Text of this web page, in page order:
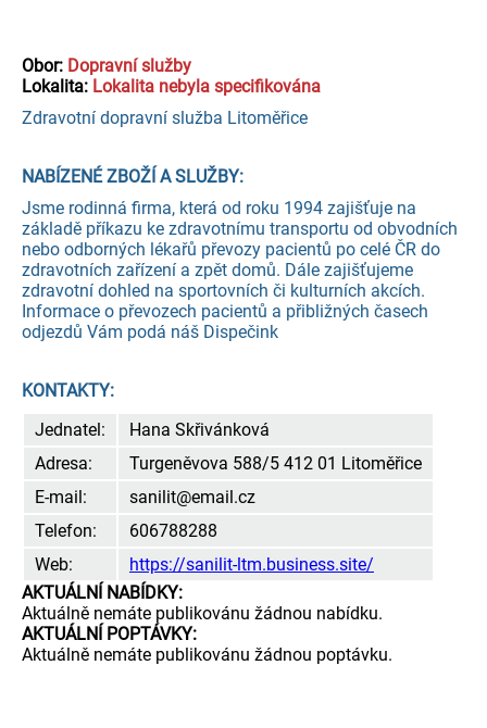
Obor: Dopravní služby
Lokalita: Lokalita nebyla specifikována
Zdravotní dopravní služba Litoměřice
NABÍZENÉ ZBOŽÍ A SLUŽBY:
Jsme rodinná firma, která od roku 1994 zajišťuje na
základě příkazu ke zdravotnímu transportu od obvodních
nebo odborných lékařů převozy pacientů po celé ČR do
zdravotních zařízení a zpět domů. Dále zajišťujeme
zdravotní dohled na sportovních či kulturních akcích.
Informace o převozech pacientů a přibližných časech
odjezdů Vám podá náš Dispečink
KONTAKTY:
Jednatel:
Hana Skřivánková
Adresa:
Turgeněvova 588/5 412 01 Litoměřice
E-mail:
sanilit@email.cz
Telefon:
606788288
Web:
https://sanilit-ltm.business.site/
AKTUÁLNÍ NABÍDKY:
Aktuálně nemáte publikovánu žádnou nabídku.
AKTUÁLNÍ POPTÁVKY:
Aktuálně nemáte publikovánu žádnou poptávku.